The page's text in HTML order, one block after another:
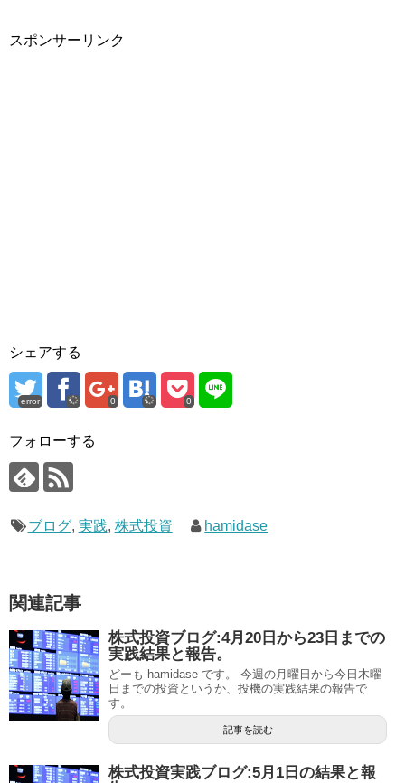
スポンサーリンク
シェアする
error 0 0
フォローする
ブログ, 実践, 株式投資 hamidase
関連記事
株式投資ブログ:4月20日から23日までの
実践結果と報告。
どーも hamidase です。 今週の月曜日から今日木曜
日までの投資というか、投機の実践結果の報告で
す。
記事を読む
株式投資実践ブログ:5月1日の結果と報